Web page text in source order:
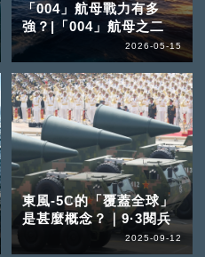
「004」航母戰力有多
強？|「004」航母之二
2026-05-15
東風-5C的「覆蓋全球」
是甚麼概念？｜9·3閱兵
2025-09-12